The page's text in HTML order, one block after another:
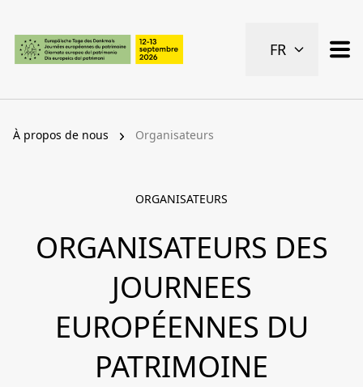
Pages importantes
Page d’accueil
Contenu
Contact
Plan du site
FR
À propos de nous Organisateurs
ORGANISATEURS
ORGANISATEURS DES
JOURNEES
EUROPÉENNES DU
PATRIMOINE